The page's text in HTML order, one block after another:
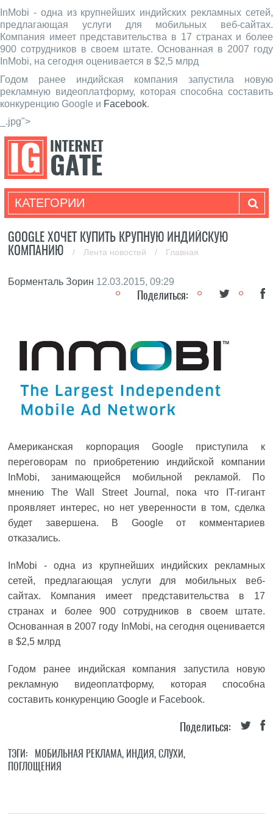
InMobi - одна из крупнейших индийских рекламных сетей,
предлагающая услуги для мобильных веб-сайтах.
Компания имеет представительства в 17 странах и более
900 сотрудников в своем штате. Основанная в 2007 году
InMobi, на сегодня оценивается в $2,5 млрд
Годом ранее индийская компания запустила новую
рекламную видеоплатформу, которая способна составить
конкуренцию Google и Facebook.
_.jpg">
КАТЕГОРИИ
GOOGLE ХОЧЕТ КУПИТЬ КРУПНУЮ ИНДИЙСКУЮ
КОМПАНИЮ
/ Лента новостей / Главная
Борменталь Зорин 12.03.2015, 09:29
Поделиться:
Американская корпорация Googleприступила к
переговорам по приобретению индийской компании
InMobi, занимающейся мобильной рекламой. По
мнению The Wall Street Journal, пока что IT-гигант
проявляет интерес, но нет уверенности в том, сделка
будет завершена. В Google от комментариев
отказались.
InMobi - одна из крупнейших индийских рекламных
сетей, предлагающая услуги для мобильных веб-
сайтах. Компания имеет представительства в 17
странах и более 900 сотрудников в своем штате.
Основанная в 2007 году InMobi, на сегодня оценивается
в $2,5 млрд
Годом ранее индийская компания запустила новую
рекламную видеоплатформу, которая способна
составить конкуренцию Google и Facebook.
Поделиться:
ТЭГИ: МОБИЛЬНАЯ РЕКЛАМА, ИНДИЯ,СЛУХИ,
ПОГЛОЩЕНИЯ